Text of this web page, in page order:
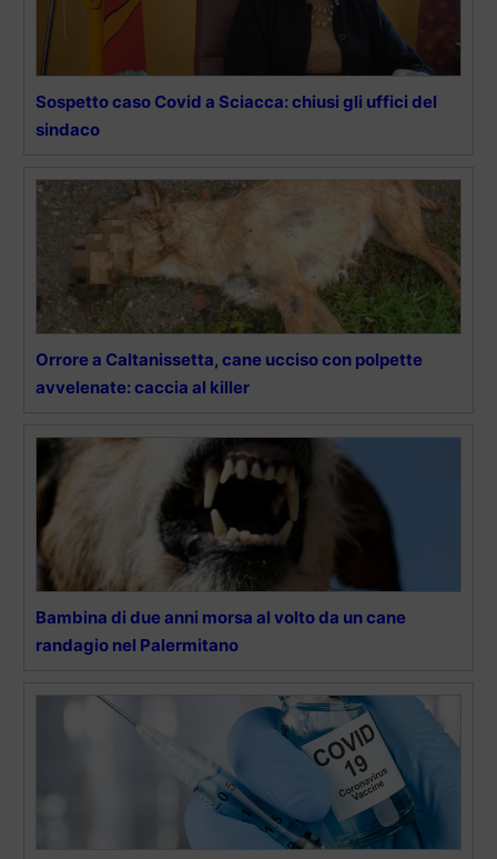
Sospetto caso Covid a Sciacca: chiusi gli uffici del
sindaco
Orrore a Caltanissetta, cane ucciso con polpette
avvelenate: caccia al killer
Bambina di due anni morsa al volto da un cane
randagio nel Palermitano